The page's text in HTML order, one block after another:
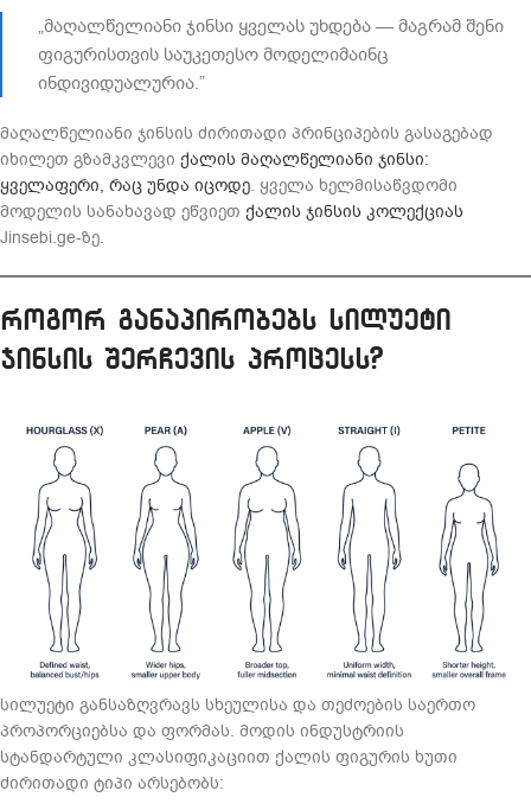
„მაღალწელიანი ჯინსი ყველას უხდება — მაგრამ შენი
ფიგურისთვის საუკეთესო მოდელიმაინც
ინდივიდუალურია.”
მაღალწელიანი ჯინსის ძირითადი პრინციპების გასაგებად
იხილეთ გზამკვლევი ქალის მაღალწელიანი ჯინსი:
ყველაფერი, რაც უნდა იცოდე. ყველა ხელმისაწვდომი
მოდელის სანახავად ეწვიეთ ქალის ჯინსის კოლექციას
Jinsebi.ge-ზე.
როგორ განაპირობებს სილუეტი
ჯინსის შერჩევის პროცესს?
სილუეტი განსაზღვრავს სხეულისა და თეძოების საერთო
პროპორციებსა და ფორმას. მოდის ინდუსტრიის
სტანდარტული კლასიფიკაციით ქალის ფიგურის ხუთი
ძირითადი ტიპი არსებობს: